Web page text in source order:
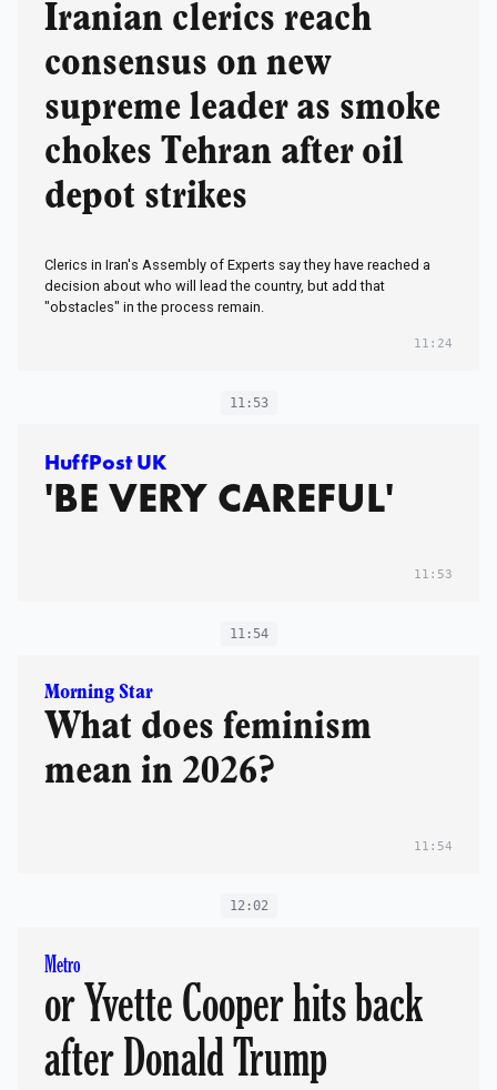
Iranian clerics reach
consensus on new
supreme leader as smoke
chokes Tehran after oil
depot strikes
Clerics in Iran's Assembly of Experts say they have reached a
decision about who will lead the country, but add that
"obstacles" in the process remain.
11:24
11:53
HuffPost UK
'BE VERY CAREFUL'
11:53
11:54
Morning Star
What does feminism
mean in 2026?
11:54
12:02
Metro
or Yvette Cooper hits back
after Donald Trump